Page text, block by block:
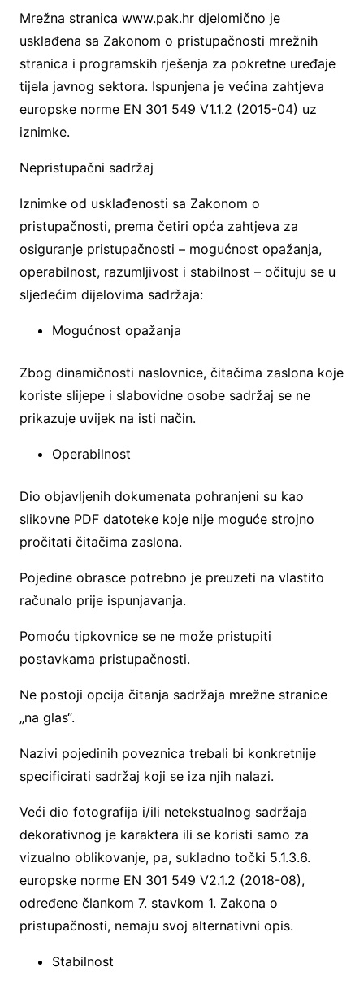
Mrežna stranica www.pak.hr djelomično je
usklađena sa Zakonom o pristupačnosti mrežnih
stranica i programskih rješenja za pokretne uređaje
tijela javnog sektora. Ispunjena je većina zahtjeva
europske norme EN 301 549 V1.1.2 (2015-04) uz
iznimke.
Nepristupačni sadržaj
Iznimke od usklađenosti sa Zakonom o
pristupačnosti, prema četiri opća zahtjeva za
osiguranje pristupačnosti – mogućnost opažanja,
operabilnost, razumljivost i stabilnost – očituju se u
sljedećim dijelovima sadržaja:
Mogućnost opažanja
Zbog dinamičnosti naslovnice, čitačima zaslona koje
koriste slijepe i slabovidne osobe sadržaj se ne
prikazuje uvijek na isti način.
Operabilnost
Dio objavljenih dokumenata pohranjeni su kao
slikovne PDF datoteke koje nije moguće strojno
pročitati čitačima zaslona.
Pojedine obrasce potrebno je preuzeti na vlastito
računalo prije ispunjavanja.
Pomoću tipkovnice se ne može pristupiti
postavkama pristupačnosti.
Ne postoji opcija čitanja sadržaja mrežne stranice
„na glas“.
Nazivi pojedinih poveznica trebali bi konkretnije
specificirati sadržaj koji se iza njih nalazi.
Veći dio fotografija i/ili netekstualnog sadržaja
dekorativnog je karaktera ili se koristi samo za
vizualno oblikovanje, pa, sukladno točki 5.1.3.6.
europske norme EN 301 549 V2.1.2 (2018-08),
određene člankom 7. stavkom 1. Zakona o
pristupačnosti, nemaju svoj alternativni opis.
Stabilnost